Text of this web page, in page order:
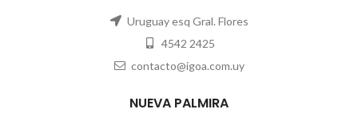
Uruguay esq Gral. Flores
4542 2425
contacto@igoa.com.uy
NUEVA PALMIRA